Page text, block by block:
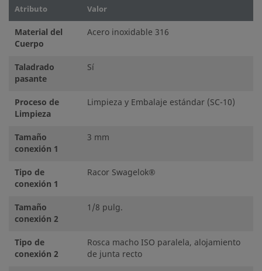
Atributo Valor
Material del
Cuerpo
Acero inoxidable 316
Taladrado
pasante
Sí
Proceso de
Limpieza
Limpieza y Embalaje estándar (SC-10)
Tamaño
conexión 1
3 mm
Tipo de
conexión 1
Racor Swagelok®
Tamaño
conexión 2
1/8 pulg.
Tipo de
conexión 2
Rosca macho ISO paralela, alojamiento
de junta recto